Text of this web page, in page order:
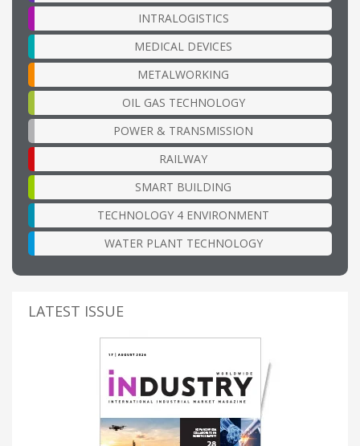
INTRALOGISTICS
MEDICAL DEVICES
METALWORKING
OIL GAS TECHNOLOGY
POWER & TRANSMISSION
RAILWAY
SMART BUILDING
TECHNOLOGY 4 ENVIRONMENT
WATER PLANT TECHNOLOGY
LATEST ISSUE